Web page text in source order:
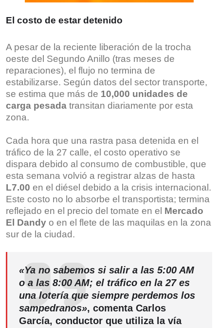
El costo de estar detenido
A pesar de la reciente liberación de la trocha
oeste del Segundo Anillo (tras meses de
reparaciones), el flujo no termina de
estabilizarse. Según datos del sector transporte,
se estima que más de 10,000 unidades de
carga pesada transitan diariamente por esta
zona.
Cada hora que una rastra pasa detenida en el
tráfico de la 27 calle, el costo operativo se
dispara debido al consumo de combustible, que
esta semana volvió a registrar alzas de hasta
L7.00 en el diésel debido a la crisis internacional.
Este costo no lo absorbe el transportista; termina
reflejado en el precio del tomate en el Mercado
El Dandy o en el flete de las maquilas en la zona
sur de la ciudad.
«Ya no sabemos si salir a las 5:00 AM
o a las 8:00 AM; el tráfico en la 27 es
una lotería que siempre perdemos los
sampedranos», comenta Carlos
García, conductor que utiliza la vía